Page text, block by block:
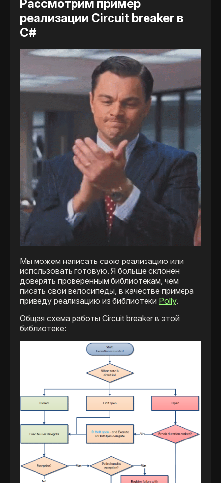
Рассмотрим пример
реализации Сircuit breaker в
C#
Мы можем написать свою реализацию или
использовать готовую. Я больше склонен
доверять проверенным библиотекам, чем
писать свои велосипеды, в качестве примера
приведу реализацию из библиотеки Polly.
Общая схема работы Сircuit breaker в этой
библиотеке: